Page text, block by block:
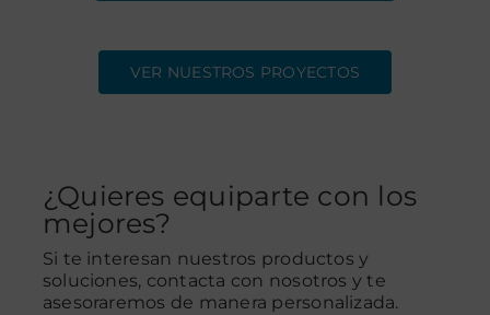
VER NUESTROS PROYECTOS
¿Quieres equiparte con los
mejores?
Si te interesan nuestros productos y
soluciones, contacta con nosotros y te
asesoraremos de manera personalizada.